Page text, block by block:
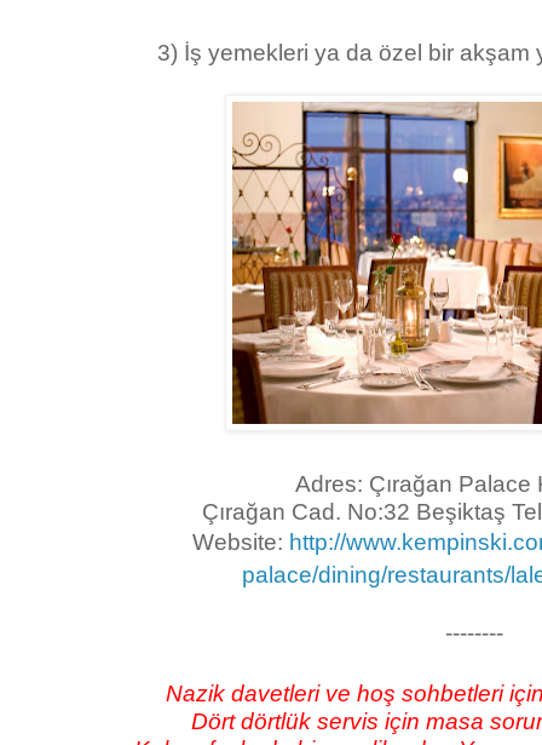
3) İş yemekleri ya da özel bir akşam
Adres: Çırağan Palace
Çırağan Cad. No:32 Beşiktaş
Website: http://
palace/dining/restaurants/
--------
Nazik davetleri ve hoş sohbetleri
Dört dörtlük servis için masa